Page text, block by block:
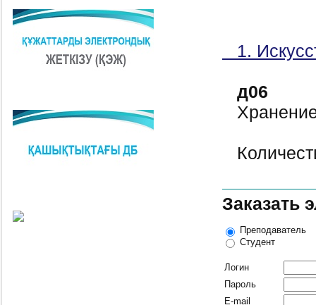
1.
д06
Заказать
Преподаватель
Студент
Логин
Пароль
E-mail